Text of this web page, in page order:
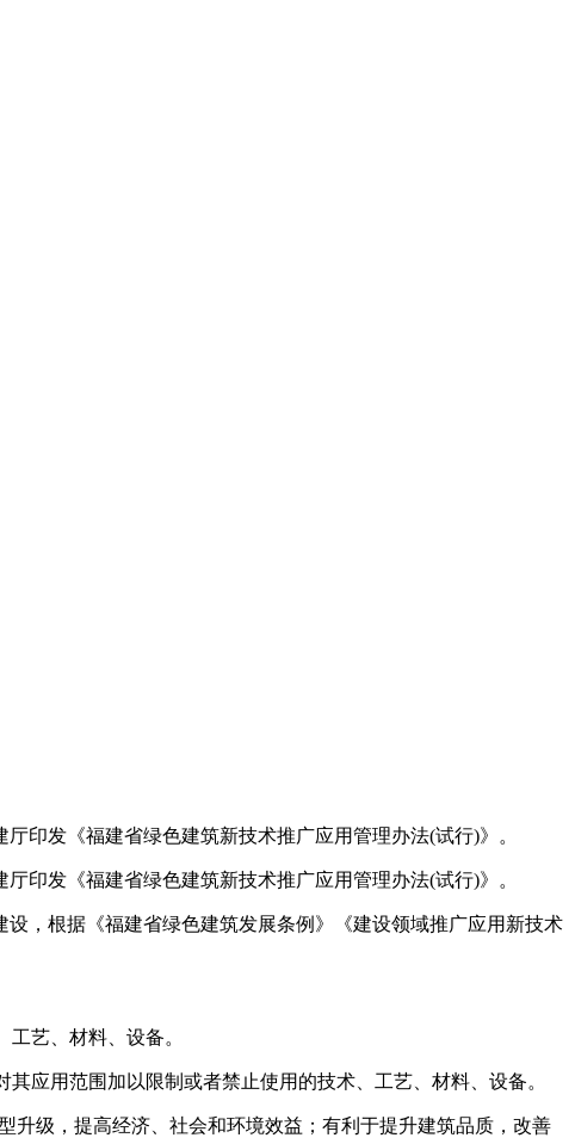
发《福建省绿色建筑新技术推广应用管理办法(试行)》。
发《福建省绿色建筑新技术推广应用管理办法(试行)》。
，根据《福建省绿色建筑发展条例》《建设领域推广应用新技术
艺、材料、设备。
用范围加以限制或者禁止使用的技术、工艺、材料、设备。
级，提高经济、社会和环境效益；有利于提升建筑品质，改善